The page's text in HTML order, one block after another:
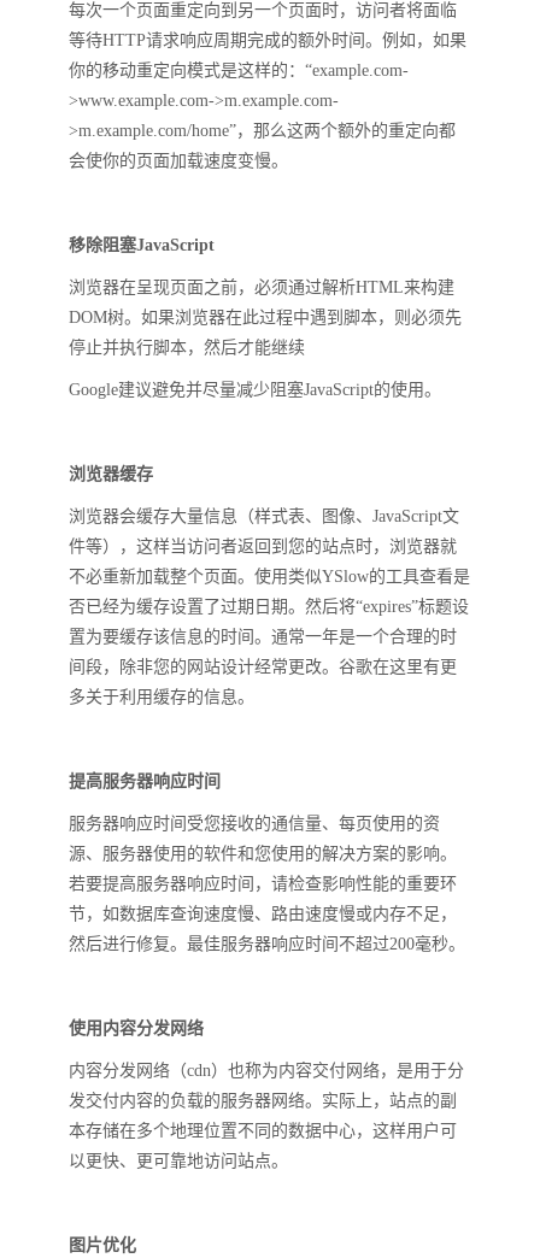
每次一个页面重定向到另一个页面时，访问者将面临
等待HTTP请求响应周期完成的额外时间。例如，如果
你的移动重定向模式是这样的：“example.com-
>www.example.com->m.example.com-
>m.example.com/home”，那么这两个额外的重定向都
会使你的页面加载速度变慢。
移除阻塞JavaScript
浏览器在呈现页面之前，必须通过解析HTML来构建
DOM树。如果浏览器在此过程中遇到脚本，则必须先
停止并执行脚本，然后才能继续
Google建议避免并尽量减少阻塞JavaScript的使用。
浏览器缓存
浏览器会缓存大量信息（样式表、图像、JavaScript文
件等），这样当访问者返回到您的站点时，浏览器就
不必重新加载整个页面。使用类似YSlow的工具查看是
否已经为缓存设置了过期日期。然后将“expires”标题设
置为要缓存该信息的时间。通常一年是一个合理的时
间段，除非您的网站设计经常更改。谷歌在这里有更
多关于利用缓存的信息。
提高服务器响应时间
服务器响应时间受您接收的通信量、每页使用的资
源、服务器使用的软件和您使用的解决方案的影响。
若要提高服务器响应时间，请检查影响性能的重要环
节，如数据库查询速度慢、路由速度慢或内存不足，
然后进行修复。最佳服务器响应时间不超过200毫秒。
使用内容分发网络
内容分发网络（cdn）也称为内容交付网络，是用于分
发交付内容的负载的服务器网络。实际上，站点的副
本存储在多个地理位置不同的数据中心，这样用户可
以更快、更可靠地访问站点。
图片优化